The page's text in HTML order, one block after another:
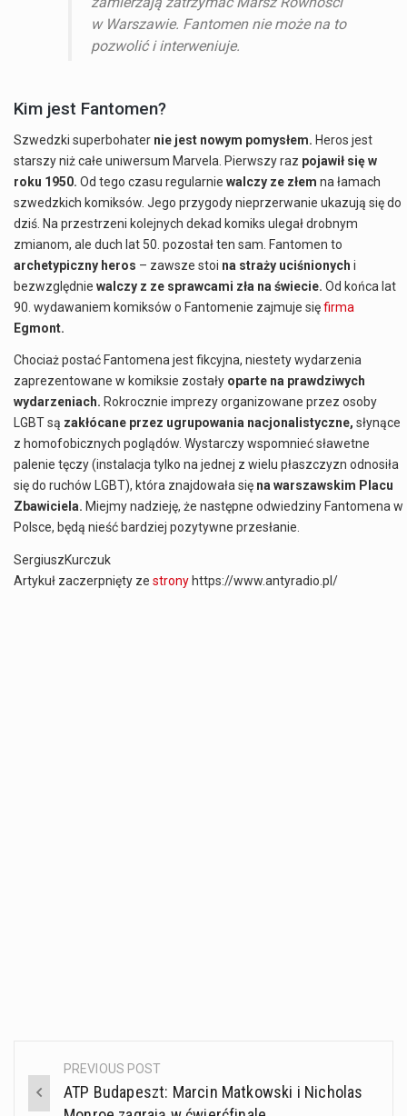
w Warszawie. Fantomen nie może na to
pozwolić i interweniuje.
Kim jest Fantomen?
Szwedzki superbohater nie jest nowym pomysłem. Heros jest
starszy niż całe uniwersum Marvela. Pierwszy raz pojawił się w
roku 1950. Od tego czasu regularnie walczy ze złem na łamach
szwedzkich komiksów. Jego przygody nieprzerwanie ukazują się do
dziś. Na przestrzeni kolejnych dekad komiks ulegał drobnym
zmianom, ale duch lat 50. pozostał ten sam. Fantomen to
archetypiczny heros – zawsze stoi na straży uciśnionych i
bezwzględnie walczy z ze sprawcami zła na świecie. Od końca lat
90. wydawaniem komiksów o Fantomenie zajmuje sięfirma
Egmont.
Chociaż postać Fantomena jest fikcyjna, niestety wydarzenia
zaprezentowane w komiksie zostały oparte na prawdziwych
wydarzeniach. Rokrocznie imprezy organizowane przez osoby
LGBT są zakłócane przez ugrupowania nacjonalistyczne, słynące
z homofobicznych poglądów. Wystarczy wspomnieć sławetne
palenie tęczy (instalacja tylko na jednej z wielu płaszczyzn odnosiła
się do ruchów LGBT), która znajdowała się na warszawskim Placu
Zbawiciela. Miejmy nadzieję, że następne odwiedziny Fantomena w
Polsce, będą nieść bardziej pozytywne przesłanie.
SergiuszKurczuk
Artykuł zaczerpnięty ze strony https://www.antyradio.pl/
PostPREVIOUS POST
ATP Budapeszt: Marcin Matkowski i Nicholas